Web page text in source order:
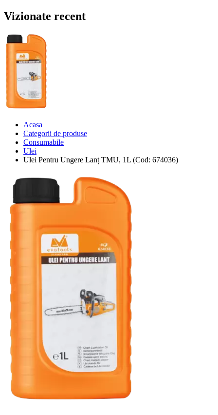
Vizionate recent
Acasa
Categorii de produse
Consumabile
Ulei
Ulei Pentru Ungere Lanț TMU, 1L (Cod: 674036)